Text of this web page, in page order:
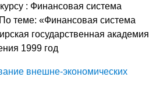
: Финансовая система
теме: «Финансовая система
государственная академия
1999 год
внешне-экономических